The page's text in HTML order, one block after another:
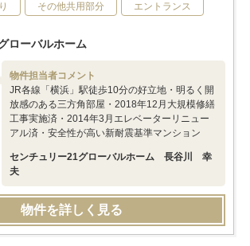
その他共用部分 エントランス
ローバルホーム
物件担当者コメント
JR各線「横浜」駅徒歩10分の好立地・明るく開
放感のある三方角部屋・2018年12月大規模修繕
工事実施済・2014年3月エレベーターリニュー
アル済・安全性が高い新耐震基準マンション
センチュリー21グローバルホーム 長谷川 幸
夫
物件を詳しく見る